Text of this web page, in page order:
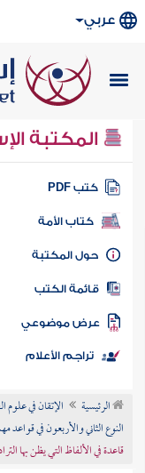
عربي
المكتبة
كتب PDF
كتاب الأمة
المكتبة
الكتب
موضوعي
تراجم الأعلام
الرئيسية
الإتقان في علوم
النوع الثاني والأربعون في قواعد
قاعدة في الألفاظ التي يظن بها